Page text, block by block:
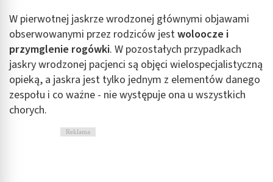
W pierwotnej jaskrze wrodzonej głównymi objawami
obserwowanymi przez rodziców jestwoloocze i
przymglenie rogówki. W pozostałych przypadkach
jaskry wrodzonej pacjenci są objęci wielospecjalistyczną
opieką, a jaskra jest tylko jednym z elementów danego
zespołu i co ważne - nie występuje ona u wszystkich
chorych.
Reklama
Wydajność (Performance)
Reklama / śledzenie